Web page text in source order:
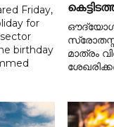
Friday,
for
birthday
മാത്രം